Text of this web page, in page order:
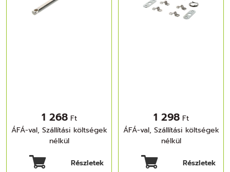
1 268 Ft
ÁFÁ-val, Szállítási költségek
nélkül
Részletek
1 298 Ft
ÁFÁ-val, Szállítási költségek
nélkül
Részletek